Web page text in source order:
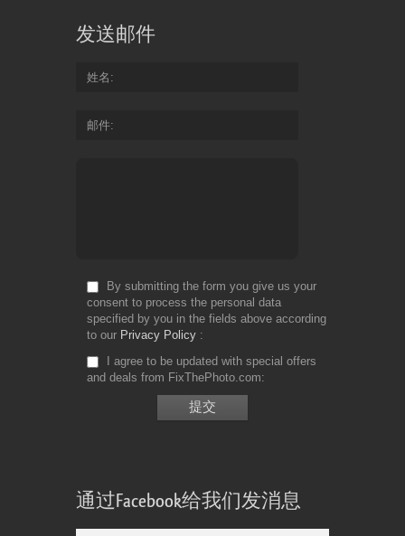
发送邮件
姓名
邮件
By submitting the form you give us your
consent to process the personal data
specified by you in the fields above according
to our Privacy Policy
I agree to be updated with special offers
and deals from FixThePhoto.com
通过Facebook给我们发消息